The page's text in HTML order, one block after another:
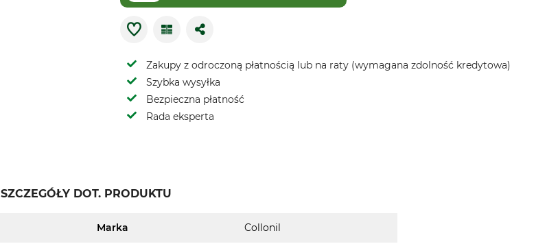
Zakupy z odroczoną płatnością lub na raty (wymagana zdolność kredytowa)
Szybka wysyłka
Bezpieczna płatność
Rada eksperta
SZCZEGÓŁY DOT. PRODUKTU
Marka Collonil